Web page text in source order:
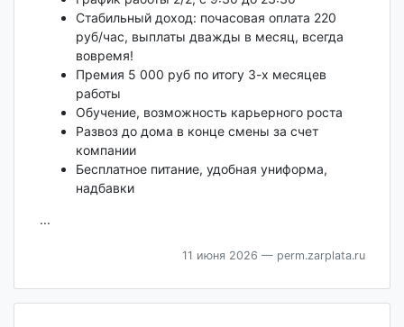
Стабильный доход: почасовая оплата 220
руб/час, выплаты дважды в месяц, всегда
вовремя!
Премия 5 000 руб по итогу 3-х месяцев
работы
Обучение, возможность карьерного роста
Развоз до дома в конце смены за счет
компании
Бесплатное питание, удобная униформа,
надбавки
...
11 июня 2026 — perm.zarplata.ru